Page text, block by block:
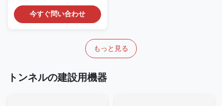
Machine Description...
今すぐ問い合わせ
もっと見る
トンネルの建設用機器